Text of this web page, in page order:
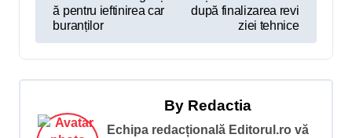
g
a
e
ă pentru ieftinirea car
buranților
după finalizarea revi
ziei tehnice
By Redactia
Echipa redacțională Editorul.ro vă